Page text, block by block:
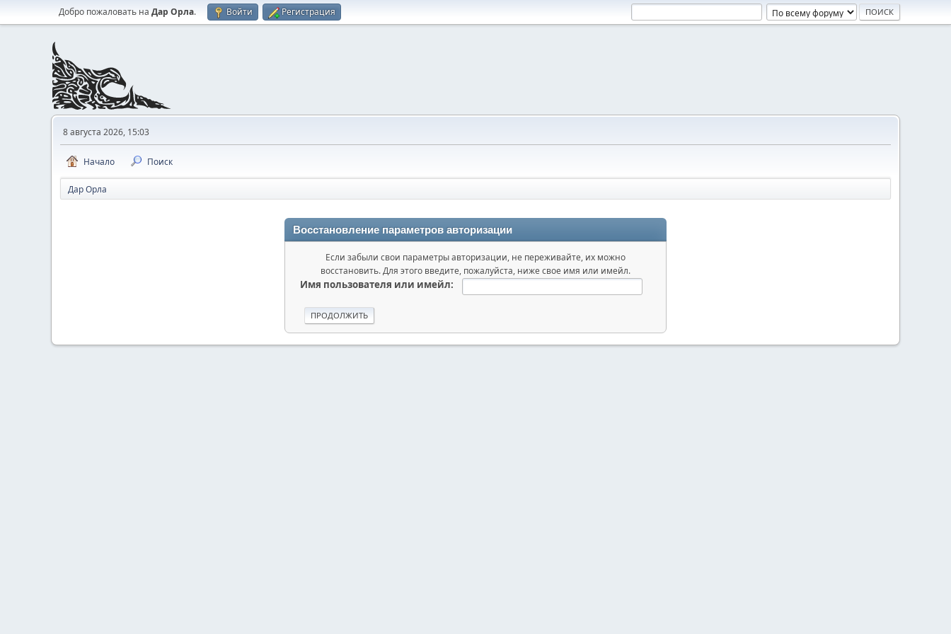
Добро пожаловать на Дар Орла. Войти Регистрация
8 августа 2026, 15:03
Начало Поиск
Дар Орла
Восстановление параметров авторизации
Если забыли свои параметры авторизации, не переживайте, их можно
восстановить. Для этого введите, пожалуйста, ниже свое имя или имейл.
Имя пользователя или имейл: